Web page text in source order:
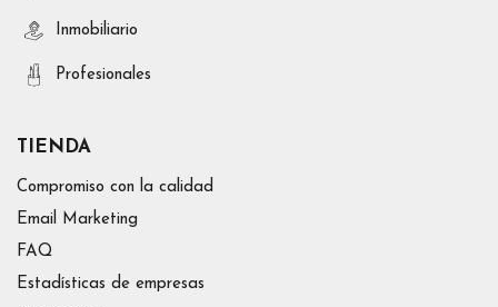
Inmobiliario
Profesionales
TIENDA
Compromiso con la calidad
Email Marketing
FAQ
Estadísticas de empresas